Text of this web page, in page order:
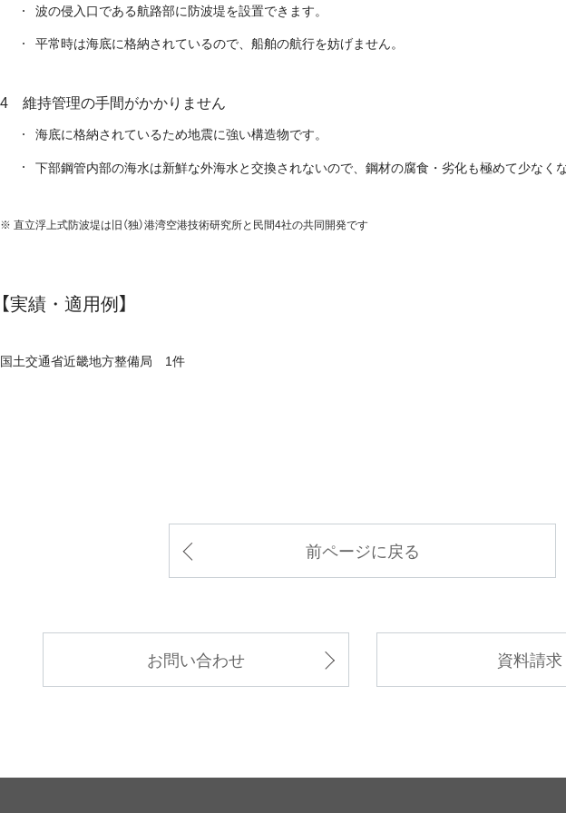
波の侵入口である航路部に防波堤を設置できます。
平常時は海底に格納されているので、船舶の航行を妨げません。
維持管理の手間がかかりません
海底に格納されているため地震に強い構造物です。
下部鋼管内部の海水は新鮮な外海水と交換されないので、鋼材の腐食・劣化も極めて少なくな
※ 直立浮上式防波堤は旧（独）港湾空港技術研究所と民間4社の共同開発です
【実績・適用例】
国土交通省近畿地方整備局 1件
前ページに戻る
お問い合わせ 資料請求